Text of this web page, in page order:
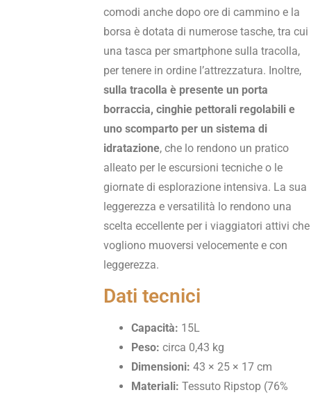
comodi anche dopo ore di cammino e la
borsa è dotata di numerose tasche, tra cui
una tasca per smartphone sulla tracolla,
per tenere in ordine l’attrezzatura. Inoltre,
sulla tracolla è presente un porta
borraccia, cinghie pettorali regolabili e
uno scomparto per un sistema di
idratazione, che lo rendono un pratico
alleato per le escursioni tecniche o le
giornate di esplorazione intensiva. La sua
leggerezza e versatilità lo rendono una
scelta eccellente per i viaggiatori attivi che
vogliono muoversi velocemente e con
leggerezza.
Dati tecnici
Capacità: 15L
Peso: circa 0,43 kg
Dimensioni: 43 × 25 × 17 cm
Materiali: Tessuto Ripstop (76%